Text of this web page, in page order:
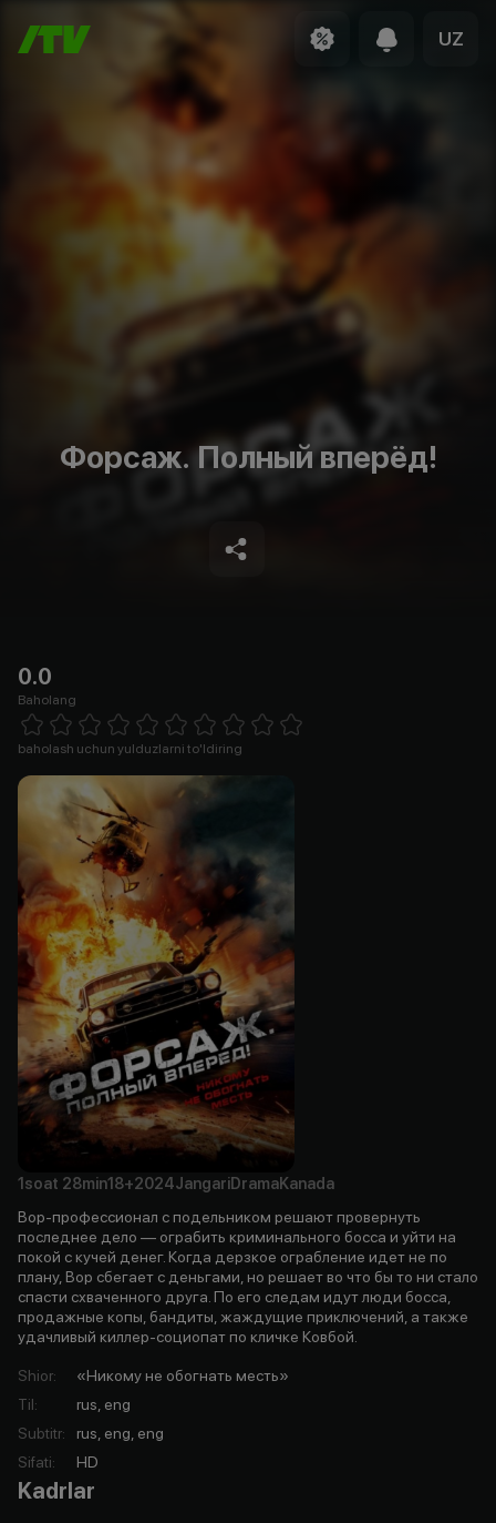
UZ
Форсаж. Полный вперёд!
0.0
Baholang
1 Star 2 Stars 3 Stars 4 Stars5 Stars 6 Stars7 Stars8 Stars
baholash uchun yulduzlarni to'ldiring
1soat 28min18+2024JangariDramaKanada
Вор-профессионал с подельником решают провернуть
последнее дело — ограбить криминального босса и уйти на
покой с кучей денег. Когда дерзкое ограбление идет не по
плану, Вор сбегает с деньгами, но решает во что бы то ни стало
спасти схваченного друга. По его следам идут люди босса,
продажные копы, бандиты, жаждущие приключений, а также
удачливый киллер-социопат по кличке Ковбой.
Shior:
«Никому не обогнать месть»
Til:
rus, eng
Subtitr:
rus, eng, eng
Sifati: HD
Kadrlar